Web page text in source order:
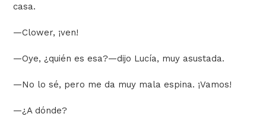
casa.
—Clower, ¡ven!
—Oye, ¿quién es esa?—dijo Lucía, muy asustada.
—No lo sé, pero me da muy mala espina. ¡Vamos!
—¿A dónde?